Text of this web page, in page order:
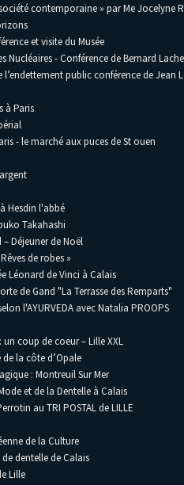
contemporaine » par Me Jocelyne
et visite du Musée
Nucléaires - Conférence de Bernard
public conférence de Jean
à Paris
- le marché aux puces de St ouen
Hesdin l'abbé
Takahashi
Déjeuner de Noël
de robes »
Léonard de Vinci à Calais
de Gand "La Terrasse des Remparts"
l'AYURVEDA avec Natalia PROOPS
coup de coeur – Lille XXL
la côte d’Opale
: Montreuil Sur Mer
et de la Dentelle à Calais
au TRI POSTAL de LILLE
de la Culture
dentelle de Calais
Lille